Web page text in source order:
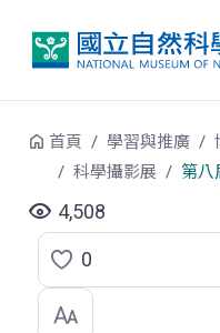
首頁 學習與推廣
科學攝影展
第八
4,508
點
選
0